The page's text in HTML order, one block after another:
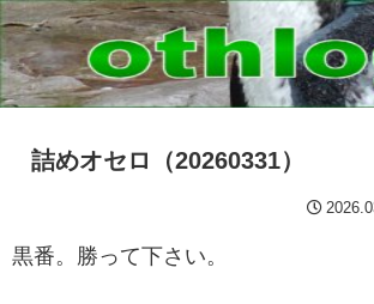
詰めオセロ（20260331）
黒番。勝って下さい。